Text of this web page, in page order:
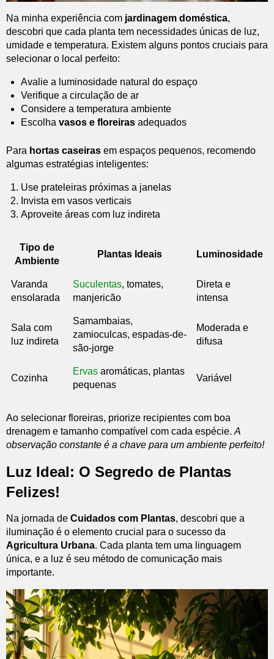
Na minha experiência com jardinagem doméstica,
descobri que cada planta tem necessidades únicas de luz,
umidade e temperatura. Existem alguns pontos cruciais para
selecionar o local perfeito:
Avalie a luminosidade natural do espaço
Verifique a circulação de ar
Considere a temperatura ambiente
Escolha vasos e floreiras adequados
Para hortas caseiras em espaços pequenos, recomendo
algumas estratégias inteligentes:
Use prateleiras próximas a janelas
Invista em vasos verticais
Aproveite áreas com luz indireta
Tipo de
Ambiente
Plantas Ideais Luminosidade
Varanda
ensolarada
Suculentas, tomates,
manjericão
Direta e
intensa
Sala com
luz indireta
Samambaias,
zamioculcas, espadas-de-
são-jorge
Moderada e
difusa
Cozinha
Ervas aromáticas, plantas
pequenas
Variável
Ao selecionar floreiras, priorize recipientes com boa
drenagem e tamanho compatível com cada espécie. A
observação constante é a chave para um ambiente perfeito!
Luz Ideal: O Segredo de Plantas
Felizes!
Na jornada de Cuidados com Plantas, descobri que a
iluminação é o elemento crucial para o sucesso da
Agricultura Urbana. Cada planta tem uma linguagem
única, e a luz é seu método de comunicação mais
importante.